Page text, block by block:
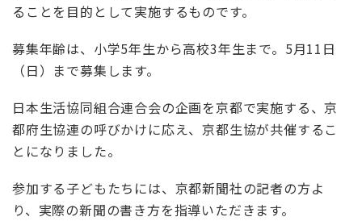
ることを目的として実施するものです。
募集年齢は、小学5年生から高校3年生まで。5月11日
（日）まで募集します。
日本生活協同組合連合会の企画を京都で実施する、京
都府生協連の呼びかけに応え、京都生協が共催するこ
とになりました。
参加する子どもたちには、京都新聞社の記者の方よ
り、実際の新聞の書き方を指導いただきます。